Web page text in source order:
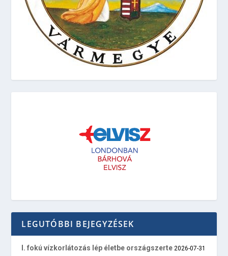
LEGUTÓBBI BEJEGYZÉSEK
I. fokú vízkorlátozás lép életbe országszerte 2026-07-31